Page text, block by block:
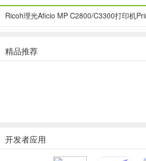
Ricoh理光Aficio MP C2800/C3300打印机
精品推荐
开发者应用